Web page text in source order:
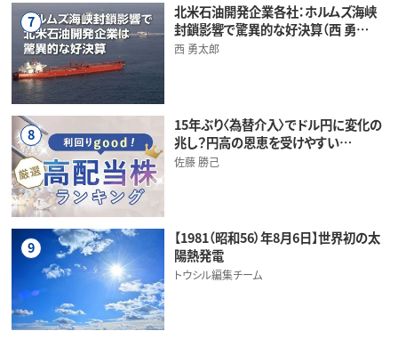
7
北米石油開発企業各社：ホルムズ海峡
封鎖影響で驚異的な好決算（西 勇…
西 勇太郎
8
15年ぶり〈為替介入〉でドル円に変化の
兆し？円高の恩恵を受けやすい…
佐藤 勝己
9
【1981（昭和56）年8月6日】世界初の太
陽熱発電
トウシル編集チーム